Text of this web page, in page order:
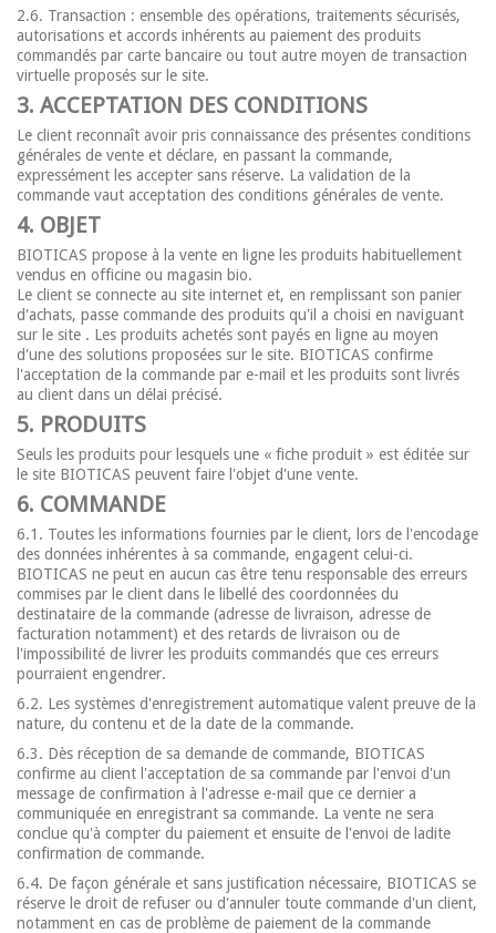
2.6. Transaction : ensemble des opérations, traitements sécurisés,
autorisations et accords inhérents au paiement des produits
commandés par carte bancaire ou tout autre moyen de transaction
virtuelle proposés sur le site.
3. ACCEPTATION DES CONDITIONS
Le client reconnaît avoir pris connaissance des présentes conditions
générales de vente et déclare, en passant la commande,
expressément les accepter sans réserve. La validation de la
commande vaut acceptation des conditions générales de vente.
4. OBJET
BIOTICAS propose à la vente en ligne les produits habituellement
vendus en officine ou magasin bio.
Le client se connecte au site internet et, en remplissant son panier
d'achats, passe commande des produits qu'il a choisi en naviguant
sur le site . Les produits achetés sont payés en ligne au moyen
d'une des solutions proposées sur le site. BIOTICAS confirme
l'acceptation de la commande par e-mail et les produits sont livrés
au client dans un délai précisé.
5. PRODUITS
Seuls les produits pour lesquels une « fiche produit » est éditée sur
le site BIOTICAS peuvent faire l'objet d'une vente.
6. COMMANDE
6.1. Toutes les informations fournies par le client, lors de l'encodage
des données inhérentes à sa commande, engagent celui-ci.
BIOTICAS ne peut en aucun cas être tenu responsable des erreurs
commises par le client dans le libellé des coordonnées du
destinataire de la commande (adresse de livraison, adresse de
facturation notamment) et des retards de livraison ou de
l'impossibilité de livrer les produits commandés que ces erreurs
pourraient engendrer.
6.2. Les systèmes d'enregistrement automatique valent preuve de la
nature, du contenu et de la date de la commande.
6.3. Dès réception de sa demande de commande, BIOTICAS
confirme au client l'acceptation de sa commande par l'envoi d'un
message de confirmation à l'adresse e-mail que ce dernier a
communiquée en enregistrant sa commande. La vente ne sera
conclue qu'à compter du paiement et ensuite de l'envoi de ladite
confirmation de commande.
6.4. De façon générale et sans justification nécessaire, BIOTICAS se
réserve le droit de refuser ou d'annuler toute commande d'un client,
notamment en cas de problème de paiement de la commande